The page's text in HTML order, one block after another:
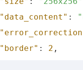
"data_content" :
"border" : 2 ,